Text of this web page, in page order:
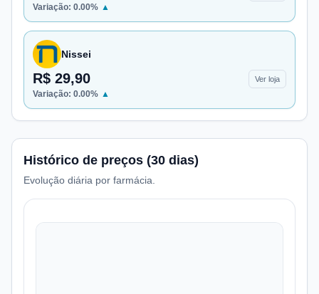
Variação: 0.00% ▲
Nissei
R$ 29,90 Ver loja
Variação: 0.00% ▲
Histórico de preços (30 dias)
Evolução diária por farmácia.